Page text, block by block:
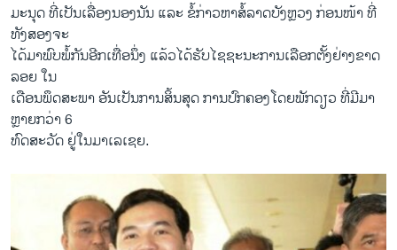
ມະນຸດ ທີ່ເປັນເລື່ອງນອງນັນ ແລະ ຂໍ້ກ່າວຫາສໍ້ລາດບັງຫຼວງ ກ່ອນໜ້າ ທີ່
ທັງສອງຈະ
ໄດ້ມາພົບພໍ້ກັນອີກເທື່ອນຶ່ງ ແລ້ວໄດ້ຮັບໄຊຊະນະການເລືອກຕັ້ງຢ່າງຂາດ
ລອຍ ໃນ
ເດືອນພຶດສະພາ ອັນເປັນການສິ້ນສຸດ ການປົກຄອງໂດຍພັກດຽວ ທີ່ມີມາ
ຫຼາຍກວ່າ 6
ທົດສະວັດ ຢູ່ໃນມາເລເຊຍ.